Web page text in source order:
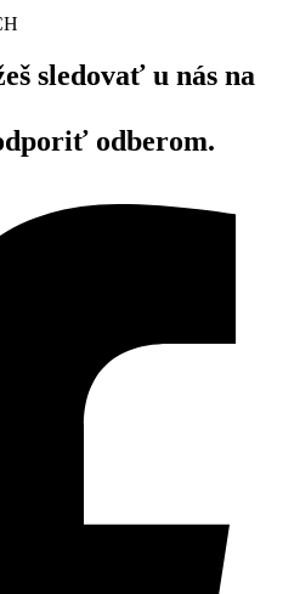
sledovať u nás na
odberom.